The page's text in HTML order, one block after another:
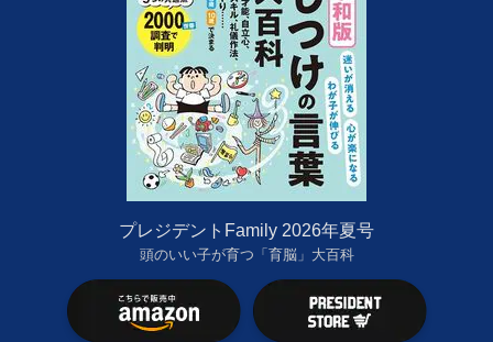
プレジデントFamily 2026年夏号
頭のいい子が育つ「育脳」大百科